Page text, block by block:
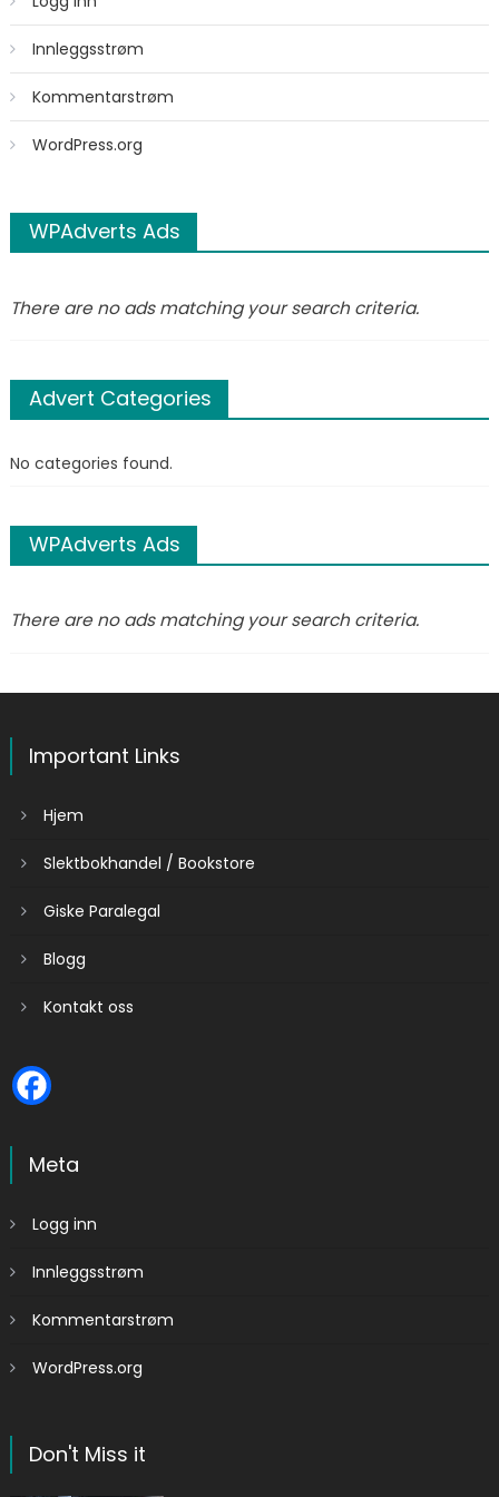
Innleggsstrøm
Kommentarstrøm
WordPress.org
WPAdverts Ads
There are no ads matching your search criteria.
Advert Categories
No categories found.
WPAdverts Ads
There are no ads matching your search criteria.
Important Links
Hjem
Slektbokhandel / Bookstore
Giske Paralegal
Blogg
Kontakt oss
Meta
Logg inn
Innleggsstrøm
Kommentarstrøm
WordPress.org
Don't Miss it